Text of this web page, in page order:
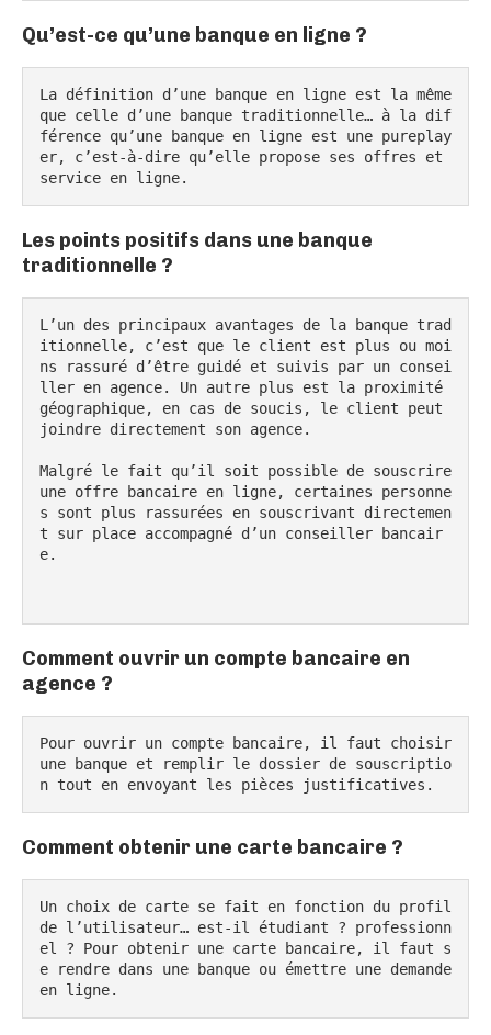
Qu’est-ce qu’une banque en ligne ?
La définition d’une banque en ligne est la même
que celle d’une banque traditionnelle… à la dif
férence qu’une banque en ligne est une pureplay
er, c’est-à-dire qu’elle propose ses offres et
service en ligne.
Les points positifs dans une banque
traditionnelle ?
L’un des principaux avantages de la banque trad
itionnelle, c’est que le client est plus ou moi
ns rassuré d’être guidé et suivis par un consei
ller en agence. Un autre plus est la proximité
géographique, en cas de soucis, le client peut
joindre directement son agence.
Malgré le fait qu’il soit possible de souscrire
une offre bancaire en ligne, certaines personne
s sont plus rassurées en souscrivant directemen
t sur place accompagné d’un conseiller bancair
e.
Comment ouvrir un compte bancaire en
agence ?
Pour ouvrir un compte bancaire, il faut choisir
une banque et remplir le dossier de souscriptio
n tout en envoyant les pièces justificatives.
Comment obtenir une carte bancaire ?
Un choix de carte se fait en fonction du profil
de l’utilisateur… est-il étudiant ? professionn
el ? Pour obtenir une carte bancaire, il faut s
e rendre dans une banque ou émettre une demande
en ligne.